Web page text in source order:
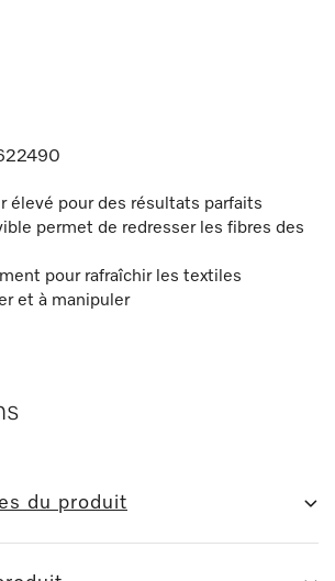
élevé pour des résultats parfaits
permet de redresser les fibres des
pour rafraîchir les textiles
et à manipuler
du produit